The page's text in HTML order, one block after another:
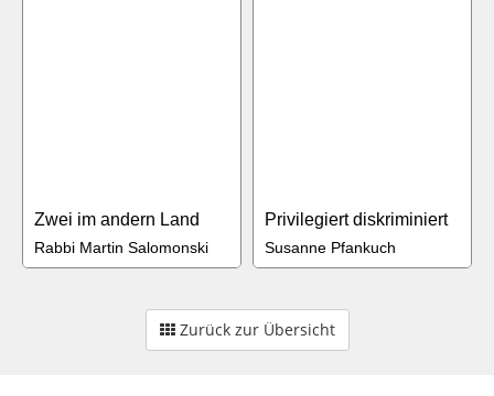
Zwei im andern Land
Rabbi Martin Salomonski
Privilegiert diskriminiert
Susanne Pfankuch
Zurück zur Übersicht